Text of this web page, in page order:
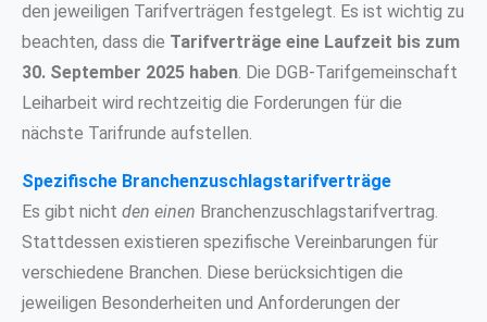
den jeweiligen Tarifverträgen festgelegt. Es ist wichtig zu
beachten, dass die Tarifverträge eine Laufzeit bis zum
30. September 2025 haben. Die DGB-Tarifgemeinschaft
Leiharbeit wird rechtzeitig die Forderungen für die
nächste Tarifrunde aufstellen.
Spezifische Branchenzuschlagstarifverträge
Es gibt nicht den einen Branchenzuschlagstarifvertrag.
Stattdessen existieren spezifische Vereinbarungen für
verschiedene Branchen. Diese berücksichtigen die
jeweiligen Besonderheiten und Anforderungen der